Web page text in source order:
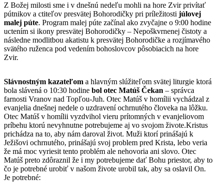
Z Božej milosti sme i v dnešnú nedeľu mohli na hore Zvir privítať
pútnikov a ctiteľov presvätej Bohorodičky pri príležitosti júlovej
malej púte. Program malej púte začínal ako zvyčajne o 9:00 hodine
uctením si ikony presvätej Bohorodičky – Nepoškvrnenej čistoty a
následne modlitbou akatistu k presvätej Bohorodičke a rozjímavého
svätého ruženca pod vedením bohoslovcov pôsobiacich na hore
Zvir.
Slávnostným kazateľom a hlavným slúžiteľom svätej liturgie ktorá
bola slávená o 10:30 hodine bol otec Matúš Čekan – správca
farnosti Vranov nad Topľou-Juh. Otec Matúš v homílii vychádzal z
evanjelia dnešnej nedele o uzdravení ochrnutého človeka na lôžku.
Otec Matúš v homílii vyzdvihol vieru prítomných v evanjeliovom
príbehu ktorú nevyhnutne potrebujeme aj vo svojom živote.Kristus
prichádza na to, aby nám daroval život. Muži ktorí prinášajú k
Ježišovi ochrnutého, prinášajú svoj problem pred Krista, lebo veria
že má moc vyriesit tento problém ale nehovoria ani slovo. Otec
Matúš preto zdôraznil že i my potrebujeme dať Bohu priestor, aby to
čo je potrebné urobiť v našom živote urobil tak, aby sa oslavil On.
Je potrebné: